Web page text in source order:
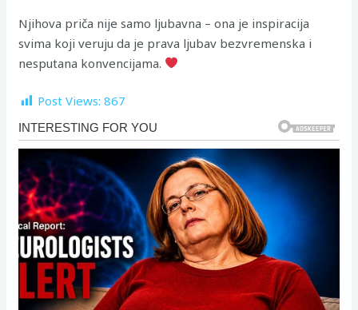
Njihova priča nije samo ljubavna – ona je inspiracija
svima koji veruju da je prava ljubav bezvremenska i
nesputana konvencijama.
Post Views: 867